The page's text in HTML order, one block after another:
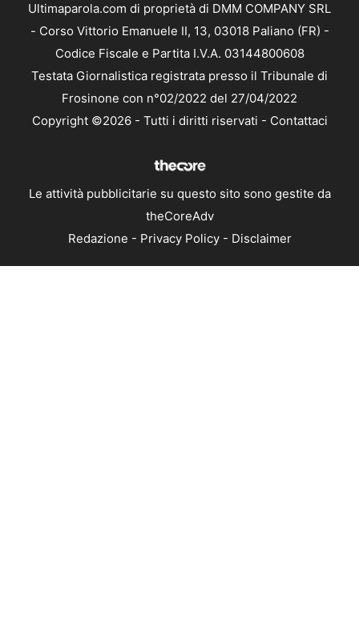
Ultimaparola.com di proprietà di DMM COMPANY SRL
- Corso Vittorio Emanuele II, 13, 03018 Paliano (FR) -
Codice Fiscale e Partita I.V.A. 03144800608
Testata Giornalistica registrata presso il Tribunale di
Frosinone con n°02/2022 del 27/04/2022
Copyright ©2026 - Tutti i diritti riservati - Contattaci
Le attività pubblicitarie su questo sito sono gestite da
theCoreAdv
Redazione - Privacy Policy- Disclaimer